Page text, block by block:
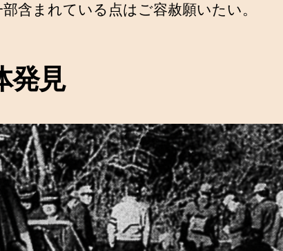
部含まれている点はご容赦願いたい。
発見